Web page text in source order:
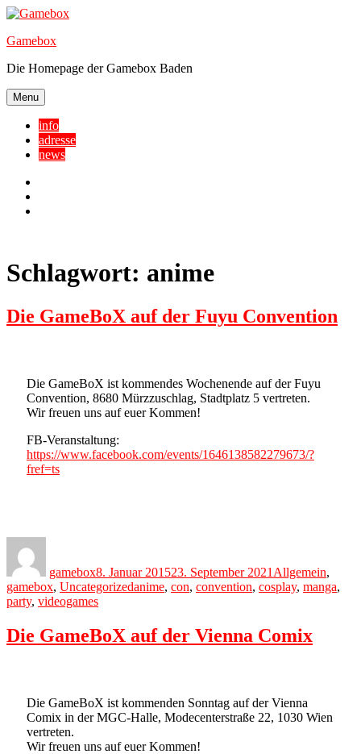
Skip
content
Gamebox
Die Homepage der Gamebox Baden
Menu
info
adresse
news
Schlagwort: anime
Die GameBoX auf der Fuyu Convention
Die GameBoX ist kommendes Wochenende auf der Fuyu
Convention, 8680 Mürzzuschlag, Stadtplatz 5 vertreten.
Wir freuen uns auf euer Kommen!
FB-Veranstaltung:
https://www.facebook.com/events/1646138582279673/?
fref=ts
gamebox8. Januar 201523. September 2021 Allgemein,
gamebox, UncategorizedTags
anime, con, convention, cosplay, manga,
party, videogames
Die GameBoX auf der Vienna Comix
Die GameBoX ist kommenden Sonntag auf der Vienna
Comix in der MGC-Halle, Modecenterstraße 22, 1030 Wien
vertreten.
Wir freuen uns auf euer Kommen!